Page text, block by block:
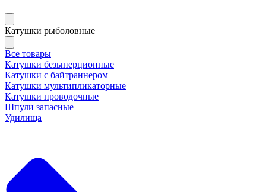
Катушки рыболовные
Все товары
Катушки безынерционные
Катушки с байтраннером
Катушки мультипликаторные
Катушки проводочные
Шпули запасные
Удилища